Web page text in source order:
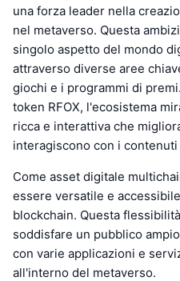
una forza leader nella
nel metaverso. Questa
singolo aspetto del mondo
attraverso diverse aree
giochi e i programmi di
token RFOX, l'ecosistema
ricca e interattiva che
interagiscono con i
Come asset digitale
essere versatile e
blockchain. Questa
soddisfare un pubblico
con varie applicazioni e
all'interno del metaverso.